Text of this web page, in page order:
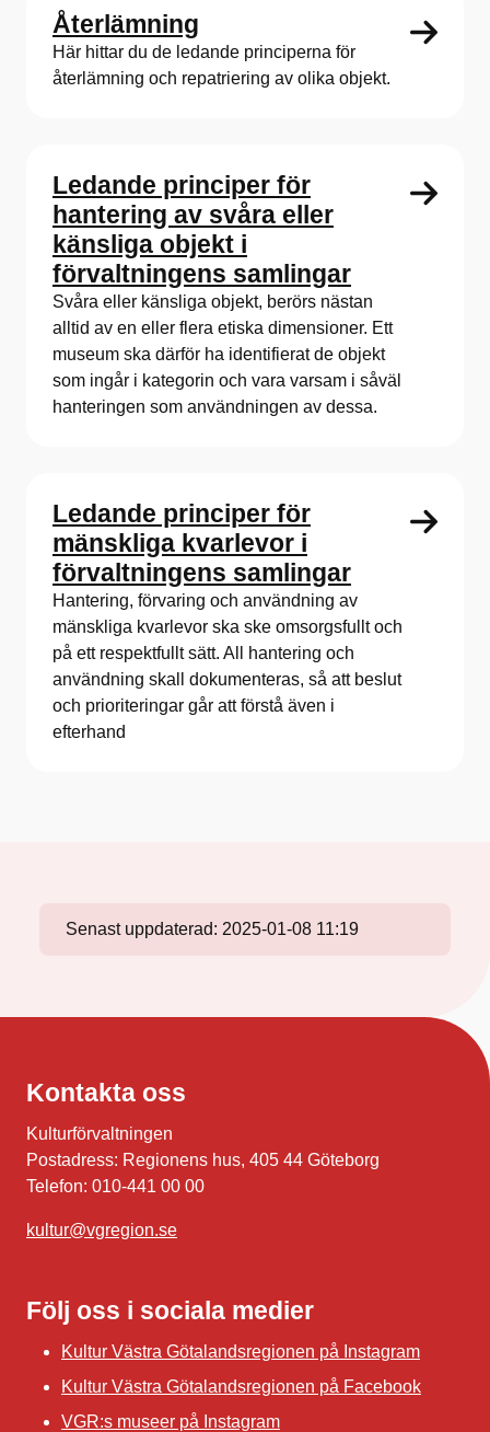
Återlämning
Här hittar du de ledande principerna för
återlämning och repatriering av olika objekt.
Ledande principer för
hantering av svåra eller
känsliga objekt i
förvaltningens samlingar
Svåra eller känsliga objekt, berörs nästan
alltid av en eller flera etiska dimensioner. Ett
museum ska därför ha identifierat de objekt
som ingår i kategorin och vara varsam i såväl
hanteringen som användningen av dessa.
Ledande principer för
mänskliga kvarlevor i
förvaltningens samlingar
Hantering, förvaring och användning av
mänskliga kvarlevor ska ske omsorgsfullt och
på ett respektfullt sätt. All hantering och
användning skall dokumenteras, så att beslut
och prioriteringar går att förstå även i
efterhand
Senast uppdaterad: 2025-01-08 11:19
Kontakta oss
Kulturförvaltningen
Postadress: Regionens hus, 405 44 Göteborg
Telefon: 010-441 00 00
kultur@vgregion.se
Följ oss i sociala medier
Kultur Västra Götalandsregionen på Instagram
Kultur Västra Götalandsregionen på Facebook
VGR:s museer på Instagram